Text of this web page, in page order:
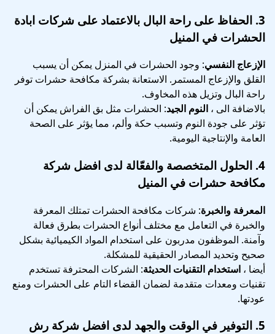
3. الحفاظ على راحة البال بالاعتماد على شركات ابادة
الحشرات في المنيل
الإزعاج النفسي: وجود الحشرات في المنزل يمكن أن يسبب
القلق والإزعاج المستمر. الاستعانة بشركة مكافحة حشرات توفر
راحة البال وتزيل هذه المخاوف.
بالاضافة الى ، النوم الجيد: الحشرات مثل بق الفراش يمكن أن
تؤثر على جودة النوم وتسبب حكة وألم، مما يؤثر على الصحة
العامة والإنتاجية اليومية.
4. الحلول المتخصصة والفعّالة لدى افضل شركة
مكافحة حشرات في المنيل
المعرفة والخبرة: شركات مكافحة الحشرات تمتلك المعرفة
والخبرة في التعامل مع مختلف أنواع الحشرات بطرق فعالة
وآمنة. الموظفون مدربون على استخدام المواد الكيميائية بشكل
صحيح وتحديد المصادر الحقيقية للمشكلة.
أيضا ، استخدام التقنيات الحديثة: الشركات المحترفة تستخدم
تقنيات ومعدات متقدمة لضمان القضاء التام على الحشرات ومنع
عودتها.
5. التوفير في الوقت والجهد لدى افضل شركة رش